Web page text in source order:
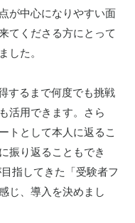
が中心になりやすい面
てくださる方にとって
した。
するまで何度でも挑戦
活用できます。さら
トとして本人に返るこ
振り返ることもでき
指してきた「受験者フ
じ、導入を決めまし